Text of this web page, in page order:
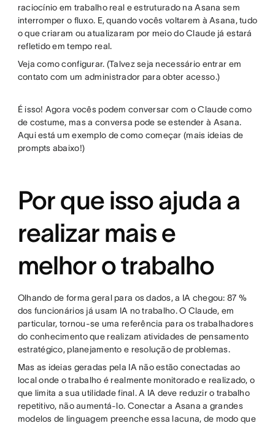
raciocínio em trabalho real e estruturado na Asana sem
interromper o fluxo. E, quando vocês voltarem à Asana, tudo
o que criaram ou atualizaram por meio do Claude já estará
refletido em tempo real.
Veja como configurar. (Talvez seja necessário entrar em
contato com um administrador para obter acesso.)
É isso! Agora vocês podem conversar com o Claude como
de costume, mas a conversa pode se estender à Asana.
Aqui está um exemplo de como começar (mais ideias de
prompts abaixo!)
Por que isso ajuda a
realizar mais e
melhor o trabalho
Olhando de forma geral para os dados, a IA chegou: 87 %
dos funcionários já usam IA no trabalho. O Claude, em
particular, tornou-se uma referência para os trabalhadores
do conhecimento que realizam atividades de pensamento
estratégico, planejamento e resolução de problemas.
Mas as ideias geradas pela IA não estão conectadas ao
local onde o trabalho é realmente monitorado e realizado, o
que limita a sua utilidade final. A IA deve reduzir o trabalho
repetitivo, não aumentá-lo. Conectar a Asana a grandes
modelos de linguagem preenche essa lacuna, de modo que